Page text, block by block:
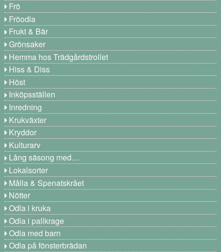
Frö
Fröodla
Frukt & Bär
Grönsaker
Hemma hos Trädgårdstrollet
Hiss & Diss
Höst
Inköpsställen
Inredning
Krukväxter
Kryddor
Kulturarv
Lång säsong med…
Lokalsorter
Målla & Spenatskrået
Nötter
Odla i kruka
Odla i pallkrage
Odla med barn
Odla på fönsterbrädan